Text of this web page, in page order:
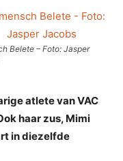
Belete – Foto: Jasper
atlete van VAC
haar zus, Mimi
in diezelfde